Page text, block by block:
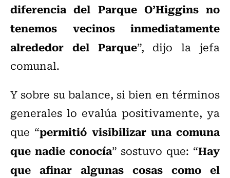
diferencia del Parque O’Higgins no
tenemos vecinos inmediatamente
alrededor del Parque”, dijo la jefa
comunal.
Y sobre su balance, si bien en términos
generales lo evalúa positivamente, ya
que “permitió visibilizar una comuna
que nadie conocía” sostuvo que: “Hay
que afinar algunas cosas como el